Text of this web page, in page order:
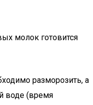
молок готовится
разморозить, а
воде (время